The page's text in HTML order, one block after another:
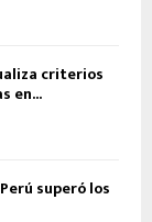
criterios
en...
superó los